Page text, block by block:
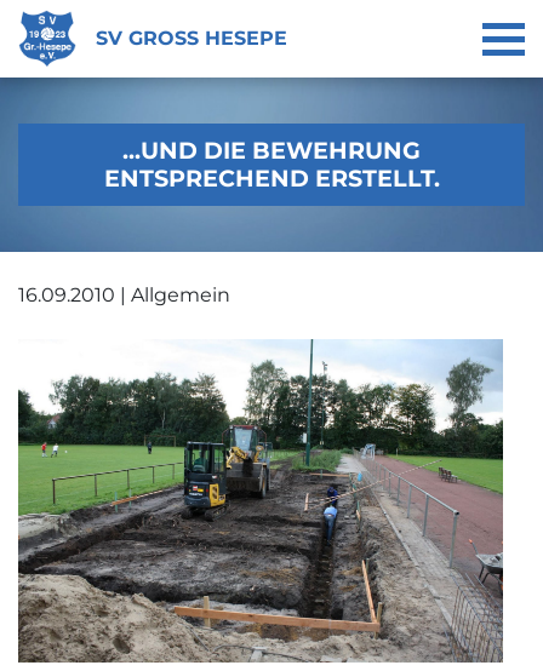
SV GROSS HESEPE
...UND DIE BEWEHRUNG
ENTSPRECHEND ERSTELLT.
16.09.2010 | Allgemein